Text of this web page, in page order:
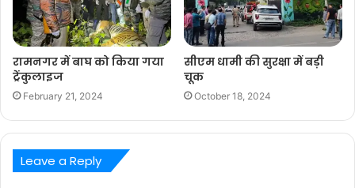
रामनगर में बाघ को किया गया
ट्रेंकुलाइज
February 21, 2024
सीएम धामी की सुरक्षा में बड़ी
चूक
October 18, 2024
Leave a Reply